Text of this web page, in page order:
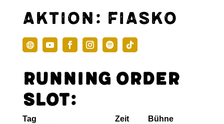
Aktion: Fiasko
Running Order
Slot:
Tag
Zeit
Bühne